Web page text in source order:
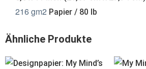
216 gm2 Papier / 80 lb
Ähnliche Produkte